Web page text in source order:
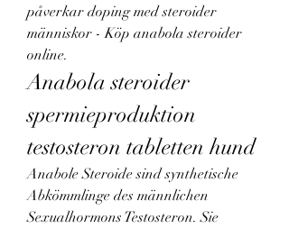
påverkar doping med steroider
människor - Köp anabola steroider
online.
Anabola steroider
spermieproduktion
testosteron tabletten hund
Anabole Steroide sind synthetische
Abkömmlinge des männlichen
Sexualhormons Testosteron. Sie